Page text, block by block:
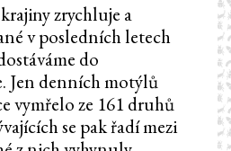
zrychluje a
v posledních letech
do
Jen denních motýlů
vymřelo ze 161 druhů
se pak řadí mezi